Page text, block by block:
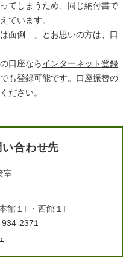
てしまうため、同じ納付書で
ています。
面倒…」とお思いの方は、口
口座ならインターネット登録
も登録可能です。口座振替の
ださい。
合わせ先
室
館１F・西館１F
2371